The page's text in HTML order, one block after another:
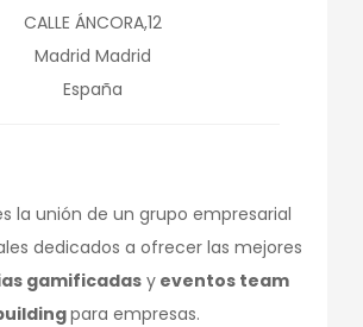
CALLE ÁNCORA,12
Madrid Madrid
España
la unión de un grupo empresarial
dedicados a ofrecer las mejores
gamificadasy eventos team
para empresas.